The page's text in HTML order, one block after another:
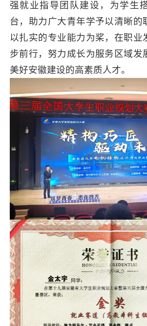
强就业指导团队建设，为学生
台，助力广大青年学予以清晰的
以扎实的专业能力为桨，在职业
步前行，努力成长为服务区域发
美好安徽建设的高素质人才。